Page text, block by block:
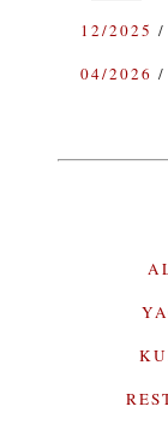
12/2025
04/2026